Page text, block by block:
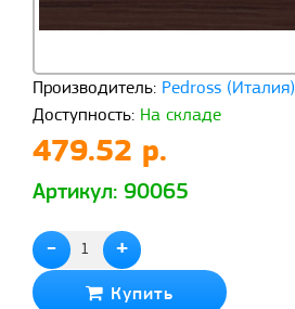
Производитель: Pedross (Италия)
Доступность: На складе
479.52 р.
Артикул: 90065
- +
Купить